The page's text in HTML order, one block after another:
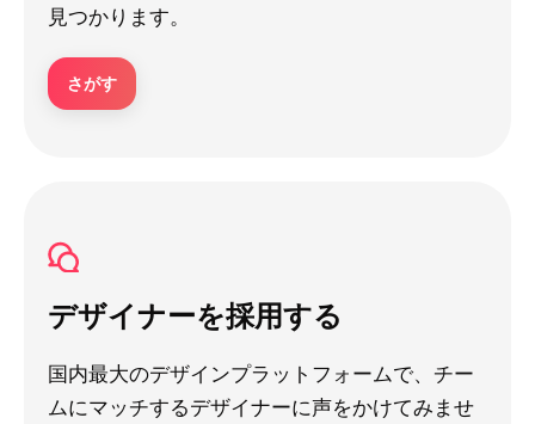
見つかります。
さがす
デザイナーを採用する
国内最大のデザインプラットフォームで、チー
ムにマッチするデザイナーに声をかけてみませ